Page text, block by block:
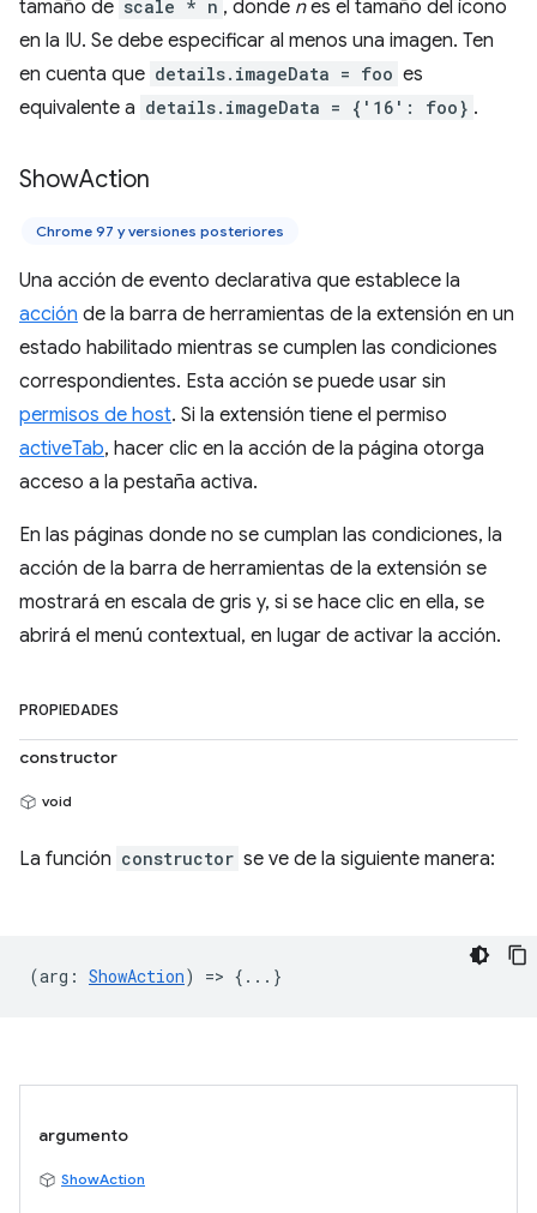
tamaño de scale * n , donde nes el tamaño del ícono
en la IU. Se debe especificar al menos una imagen. Ten
en cuenta que details.imageData = foo es
equivalente a details.imageData = {'16': foo} .
ShowAction
Chrome 97 y versiones posteriores
Una acción de evento declarativa que establece la
acción de la barra de herramientas de la extensión en un
estado habilitado mientras se cumplen las condiciones
correspondientes. Esta acción se puede usar sin
permisos de host. Si la extensión tiene el permiso
activeTab, hacer clic en la acción de la página otorga
acceso a la pestaña activa.
En las páginas donde no se cumplan las condiciones, la
acción de la barra de herramientas de la extensión se
mostrará en escala de gris y, si se hace clic en ella, se
abrirá el menú contextual, en lugar de activar la acción.
PROPIEDADES
constructor
void
La función constructor se ve de la siguiente manera:
(arg : ShowAction) => {...}
argumento
ShowAction